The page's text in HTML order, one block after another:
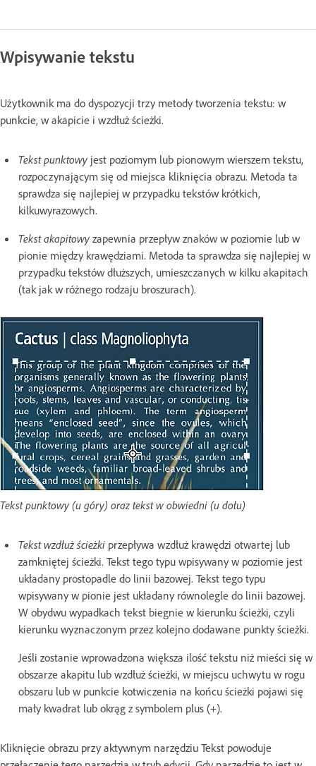
Wpisywanie tekstu
Użytkownik ma do dyspozycji trzy metody tworzenia tekstu: w
punkcie, w akapicie i wzdłuż ścieżki.
Tekst punktowy jest poziomym lub pionowym wierszem tekstu,
rozpoczynającym się od miejsca kliknięcia obrazu. Metoda ta
sprawdza się najlepiej w przypadku tekstów krótkich,
kilkuwyrazowych.
Tekst akapitowy zapewnia przepływ znaków w poziomie lub w
pionie między krawędziami. Metoda ta sprawdza się najlepiej w
przypadku tekstów dłuższych, umieszczanych w kilku akapitach
(tak jak w różnego rodzaju broszurach).
Tekst punktowy (u góry) oraz tekst w obwiedni (u dołu)
Tekst wzdłuż ścieżki przepływa wzdłuż krawędzi otwartej lub
zamkniętej ścieżki. Tekst tego typu wpisywany w poziomie jest
układany prostopadle do linii bazowej. Tekst tego typu
wpisywany w pionie jest układany równolegle do linii bazowej.
W obydwu wypadkach tekst biegnie w kierunku ścieżki, czyli
kierunku wyznaczonym przez kolejno dodawane punkty ścieżki.
Jeśli zostanie wprowadzona większa ilość tekstu niż mieści się w
obszarze akapitu lub wzdłuż ścieżki, w miejscu uchwytu w rogu
obszaru lub w punkcie kotwiczenia na końcu ścieżki pojawi się
mały kwadrat lub okrąg z symbolem plus (+).
Kliknięcie obrazu przy aktywnym narzędziu Tekst powoduje